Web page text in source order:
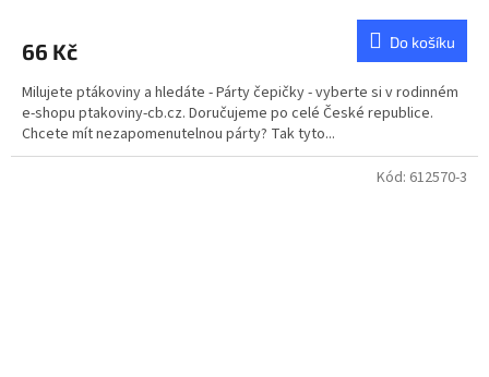
66 Kč Do košíku
Milujete ptákoviny a hledáte - Párty čepičky - vyberte si v rodinném
e-shopu ptakoviny-cb.cz. Doručujeme po celé České republice.
Chcete mít nezapomenutelnou párty? Tak tyto...
Kód: 612570-3